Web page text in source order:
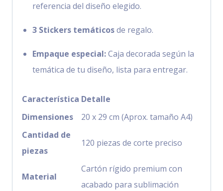
referencia del diseño elegido.
3 Stickers temáticosde regalo.
Empaque especial:Caja decorada según la
temática de tu diseño, lista para entregar.
Característica Detalle
Dimensiones
20 x 29 cm (Aprox. tamaño A4)
Cantidad de
piezas
120 piezas de corte preciso
Material
Cartón rígido premium con
acabado para sublimación